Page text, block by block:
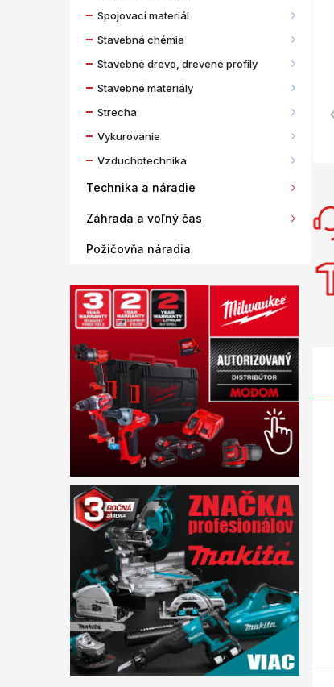
Spojovací materiál
Stavebná chémia
Stavebné drevo, drevené profily
Stavebné materiály
Strecha
Vykurovanie
Vzduchotechnika
Technika a náradie
Záhrada a voľný čas
Požičovňa náradia